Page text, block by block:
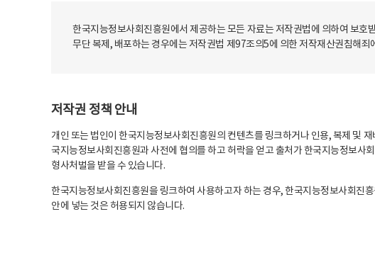
한국지능정보사회진흥원에서 제공하는 모든 자료는 저작권법에 의하여 보
무단 복제, 배포하는 경우에는 저작권법 제97조의5에 의한 저작재산권침해죄
저작권 정책 안내
개인 또는 법인이 한국지능정보사회진흥원의 컨텐츠를 링크하거나 인용, 복제 및
국지능정보사회진흥원과 사전에 협의를 하고 허락을 얻고 출처가 한국지능정보사
형사처벌을 받을 수 있습니다.
한국지능정보사회진흥원을 링크하여 사용하고자 하는 경우, 한국지능정보사회진
안에 넣는 것은 허용되지 않습니다.